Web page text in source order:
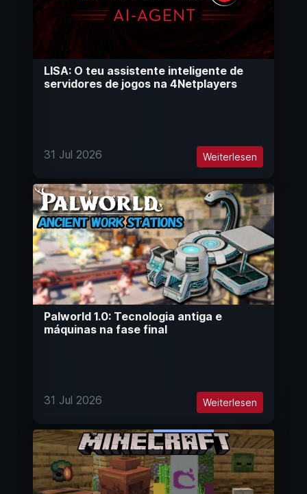
LISA: O teu assistente inteligente de
servidores de jogos na 4Netplayers
31 Jul 2026 Weiterlesen
Palworld 1.0: Tecnologia antiga e
máquinas na fase final
31 Jul 2026 Weiterlesen